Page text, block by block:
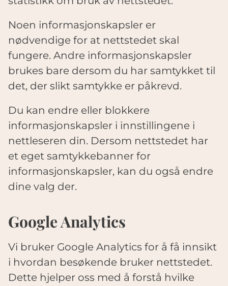
Noen informasjonskapsler er
nødvendige for at nettstedet skal
fungere. Andre informasjonskapsler
brukes bare dersom du har samtykket til
det, der slikt samtykke er påkrevd.
Du kan endre eller blokkere
informasjonskapsler i innstillingene i
nettleseren din. Dersom nettstedet har
et eget samtykkebanner for
informasjonskapsler, kan du også endre
dine valg der.
Google Analytics
Vi bruker Google Analytics for å få innsikt
i hvordan besøkende bruker nettstedet.
Dette hjelper oss med å forstå hvilke